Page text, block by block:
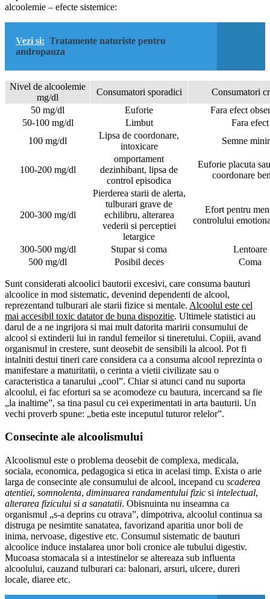
alcoolemie – efecte sistemice:
Vezi si: Tratamente naturiste pentru
andropauza
Nivel de alcoolemie
mg/dl
Consumatori sporadici
Consumatori
50 mg/dl
Euforie
Fara efect
50-100 mg/dl
Limbut
Fara efect
100 mg/dl
Lipsa de coordonare,
intoxicare
Semne
100-200 mg/dl
omportament
dezinhibant, lipsa de
control episodica
Euforie placuta
coordonare
200-300 mg/dl
Pierderea starii de alerta,
tulburari grave de
echilibru, alterarea
vederii si perceptiei
letargice
Efort pentru
controlului
300-500 mg/dl Stupar si coma
Lentoare
500 mg/dl
Posibil deces Coma
Sunt considerati alcoolici bautorii excesivi, care consuma bauturi
alcoolice in mod sistematic, devenind dependenti de alcool,
reprezentand tulburari ale starii fizice si mentale. Alcoolul este cel
mai accesibil toxic datator de buna dispozitie. Ultimele statistici au
darul de a ne ingrijora si mai mult datorita maririi consumului de
alcool si extinderii lui in randul femeilor si tineretului. Copiii, avand
organismul in crestere, sunt deosebit de sensibili la alcool. Pot fi
intalniti destui tineri care considera ca a consuma alcool reprezinta o
manifestare a maturitatii, o cerinta a vietii civilizate sau o
caracteristica a tanarului „cool”. Chiar si atunci cand nu suporta
alcoolul, ei fac eforturi sa se acomodeze cu bautura, incercand sa fie
„la inaltime”, sa tina pasul cu cei experimentati in arta bauturii. Un
vechi proverb spune: „betia este inceputul tuturor relelor”.
Consecinte ale alcoolismului
Alcoolismul este o problema deosebit de complexa, medicala,
sociala, economica, pedagogica si etica in acelasi timp. Exista o arie
larga de consecinte ale consumului de alcool, incepand cu scaderea
atentiei, somnolenta, diminuarea randamentului fizic si intelectual,
alterarea fizicului si a sanatatii. Obisnuinta nu inseamna ca
organismul „s-a deprins cu otrava”, dimpotriva, alcoolul continua sa
distruga pe nesimtite sanatatea, favorizand aparitia unor boli de
inima, nervoase, digestive etc. Consumul sistematic de bauturi
alcoolice induce instalarea unor boli cronice ale tubului digestiv.
Mucoasa stomacala si a intestinelor se altereaza sub influenta
alcoolului, cauzand tulburari ca: balonari, arsuri, ulcere, dureri
locale, diaree etc.